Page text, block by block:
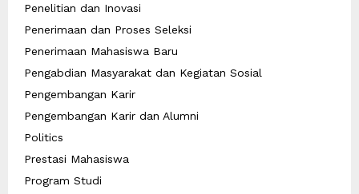
Penelitian dan Inovasi
Penerimaan dan Proses Seleksi
Penerimaan Mahasiswa Baru
Pengabdian Masyarakat dan Kegiatan Sosial
Pengembangan Karir
Pengembangan Karir dan Alumni
Politics
Prestasi Mahasiswa
Program Studi